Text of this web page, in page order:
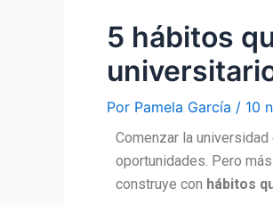
5 hábitos
Por Pamela García / 10
Comenzar la
oportunidades. Pero
construye con hábitos